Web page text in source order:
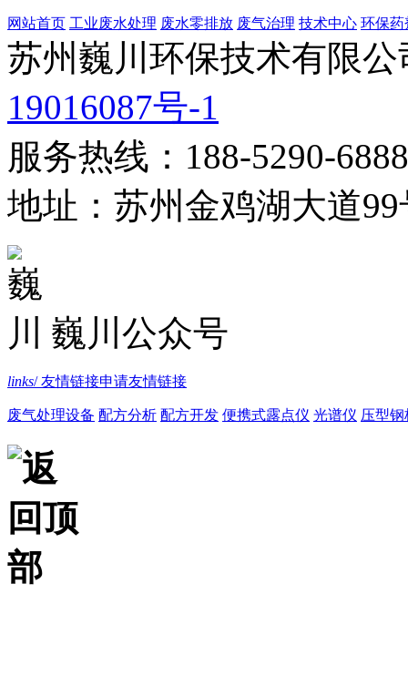
网站首页 工业废水处理 废水零排放 废气治理 技术中心 环保药
苏州巍川环保技术有限
19016087号-1
服务热线：188-5290-
地址：苏州金鸡湖大道
巍川公众号
links/ 友情链接申请友情链接
废气处理设备 配方分析 配方开发 便携式露点仪 光谱仪 压型钢